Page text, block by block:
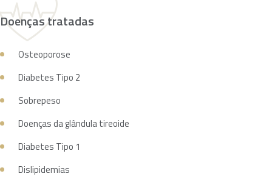
Doenças tratadas
Osteoporose
Diabetes Tipo 2
Sobrepeso
Doenças da glândula tireoide
Diabetes Tipo 1
Dislipidemias